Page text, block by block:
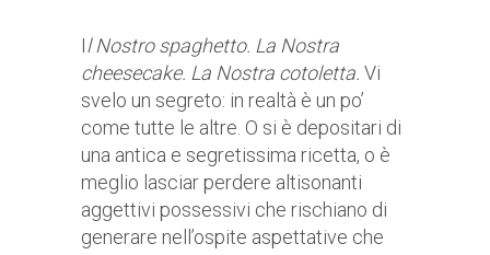
Il Nostro spaghetto. La Nostra
cheesecake. La Nostra cotoletta. Vi
svelo un segreto: in realtà è un po’
come tutte le altre. O si è depositari di
una antica e segretissima ricetta, o è
meglio lasciar perdere altisonanti
aggettivi possessivi che rischiano di
generare nell’ospite aspettative che